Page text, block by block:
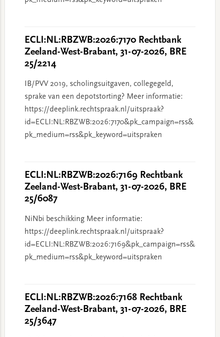
ECLI:NL:RBZWB:2026:7170 Rechtbank
Zeeland-West-Brabant, 31-07-2026, BRE
25/2214
IB/PVV 2019, scholingsuitgaven, collegegeld,
sprake van een depotstorting? Meer informatie:
https://deeplink.rechtspraak.nl/uitspraak?
id=ECLI:NL:RBZWB:2026:7170&pk_campaign=rss&
pk_medium=rss&pk_keyword=uitspraken
ECLI:NL:RBZWB:2026:7169 Rechtbank
Zeeland-West-Brabant, 31-07-2026, BRE
25/6087
NiNbi beschikking Meer informatie:
https://deeplink.rechtspraak.nl/uitspraak?
id=ECLI:NL:RBZWB:2026:7169&pk_campaign=rss&
pk_medium=rss&pk_keyword=uitspraken
ECLI:NL:RBZWB:2026:7168 Rechtbank
Zeeland-West-Brabant, 31-07-2026, BRE
25/3647